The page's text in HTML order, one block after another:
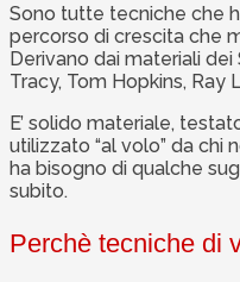
Sono tutte tecniche che
percorso di crescita che
Derivano dai materiali dei
Tracy, Tom Hopkins, Ray
E’ solido materiale,
utilizzato “al volo” da chi
ha bisogno di qualche
subito.
Perchè tecniche di